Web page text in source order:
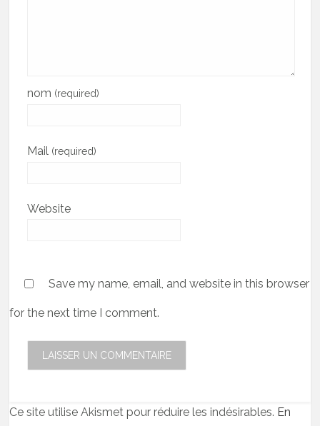
nom (required)
Mail (required)
Website
Save my name, email, and website in this browser
for the next time I comment.
Ce site utilise Akismet pour réduire les indésirables. En